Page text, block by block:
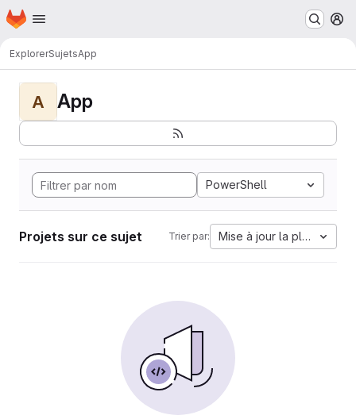
Passer au contenu principal
Page d'accueil
ExplorerSujetsApp
A App
PowerShell
Projets sur ce sujet Trier par: Mise à jour la plus